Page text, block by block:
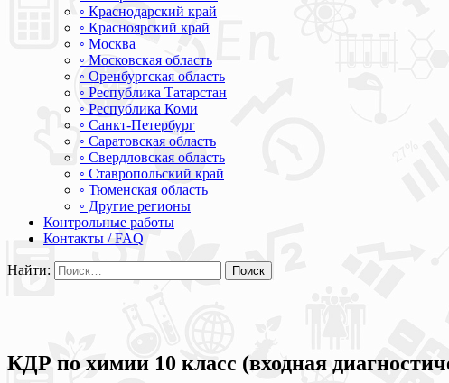
◦ Краснодарский край
◦ Красноярский край
◦ Москва
◦ Московская область
◦ Оренбургская область
◦ Республика Татарстан
◦ Республика Коми
◦ Санкт-Петербург
◦ Саратовская область
◦ Свердловская область
◦ Ставропольский край
◦ Тюменская область
◦ Другие регионы
Контрольные работы
Контакты / FAQ
Найти:
КДР по химии 10 класс (входная